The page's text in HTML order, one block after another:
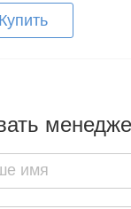
Купить